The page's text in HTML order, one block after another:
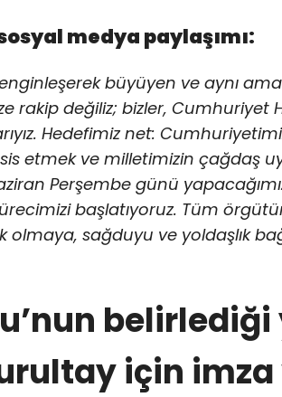
medya paylaşımı:
büyüyen ve aynı
rakip değiliz; bizler, Cumhuriyet
Hedefimiz net:
etmek ve milletimizin çağdaş
Perşembe günü
başlatıyoruz. Tüm
olmaya, sağduyu ve yoldaşlık
için imza